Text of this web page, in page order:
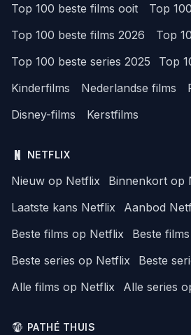
Top 100 beste films ooit
Top
Top 100 beste films 2026
Top
Top 100 beste series 2025
Top
Kinderfilms
Nederlandse films
Disney-films
Kerstfilms
NETFLIX
Nieuw op Netflix
Binnenkort op
Laatste kans Netflix
Aanbod
Beste films op Netflix
Beste
Beste series op Netflix
Beste
Alle films op Netflix
Alle series
PATHÉ THUIS